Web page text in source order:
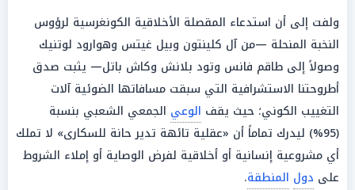
ولفت إلى أن استدعاء المقصلة الأخلاقية الكونغرسية لرؤوس
النخبة المنحلة —من آل كلينتون وبيل غيتس وهوارود لوتنيك
وصولاً إلى طاقم فانس وتود بلانش وكاش باتل— يثبت صدق
أطروحتنا الاستشرافية التي سبقت مسافاتها الضوئية آلات
التغييب الكوني؛ حيث يقف الوعي الجمعي الشعبي بنسبة
(95%) ليدرك تماماً أن «عقلية تائهة تدير حانة للسكارى» لا تملك
أي مشروعية إنسانية أو أخلاقية لفرض الوصاية أو إملاء الشروط
على دول المنطقة.